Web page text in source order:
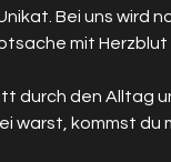
Bei uns wird
mit
durch den Alltag
warst, kommst du